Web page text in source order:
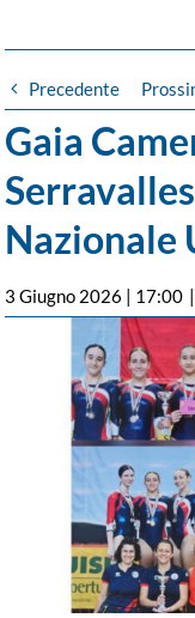
Precedente
Gaia
Nazionale
3 Giugno 2026 | 17:00 |
immagine